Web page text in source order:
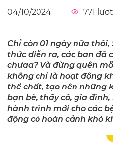
04/10/2024 771
Chỉ còn 01 ngày nữa thôi,
thức diễn ra, các bạn đã
chưaa? Và đừng quên
không chỉ là hoạt động
thể chất, tạo nên những
bạn bè, thầy cô, gia
hành trình mới cho các
động có hoàn cảnh khó